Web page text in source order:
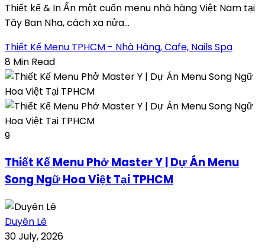
Thiết kế & In Ấn một cuốn menu nhà hàng Việt Nam tại
Tây Ban Nha, cách xa nửa...
Thiết Kế Menu TPHCM - Nhà Hàng, Cafe, Nails Spa
8 Min Read
9
Thiết Kế Menu Phở Master Y | Dự Án Menu
Song Ngữ Hoa Việt Tại TPHCM
Duyên Lê
30 July, 2026